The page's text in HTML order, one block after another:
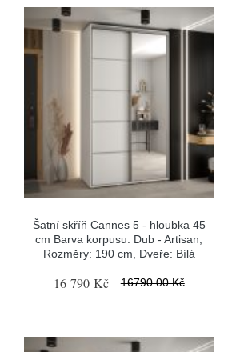
Šatní skříň Cannes 5 - hloubka 45
cm Barva korpusu: Dub - Artisan,
Rozměry: 190 cm, Dveře: Bílá
16 790 Kč 16790.00 Kč